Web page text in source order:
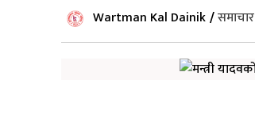
Wartman Kal Dainik/समाचार